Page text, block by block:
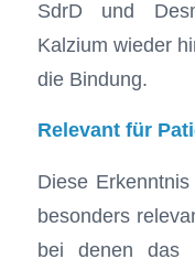
SdrD und
Kalzium wieder
die Bindung.
Relevant für
Diese
besonders
bei denen das